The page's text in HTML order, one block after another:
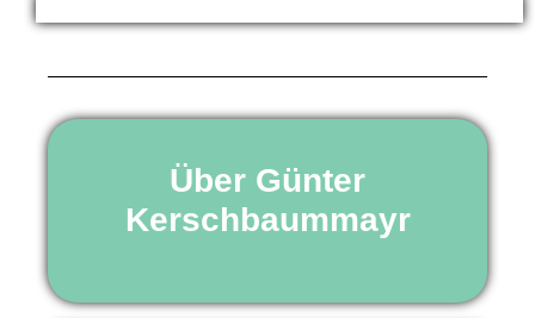
Über Günter
Kerschbaummayr